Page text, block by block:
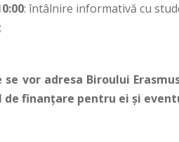
: întâlnire informativă cu
;
vor adresa Biroului
finanţare pentru ei şi